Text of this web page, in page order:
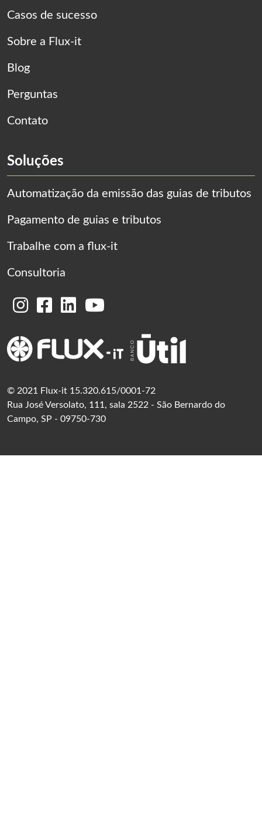
Casos de sucesso
Sobre a Flux-it
Blog
Perguntas
Contato
Soluções
Automatização da emissão das guias de tributos
Pagamento de guias e tributos
Trabalhe com a flux-it
Consultoria
© 2021 Flux-it 15.320.615/0001-72
Rua José Versolato, 111, sala 2522 - São Bernardo do
Campo, SP - 09750-730